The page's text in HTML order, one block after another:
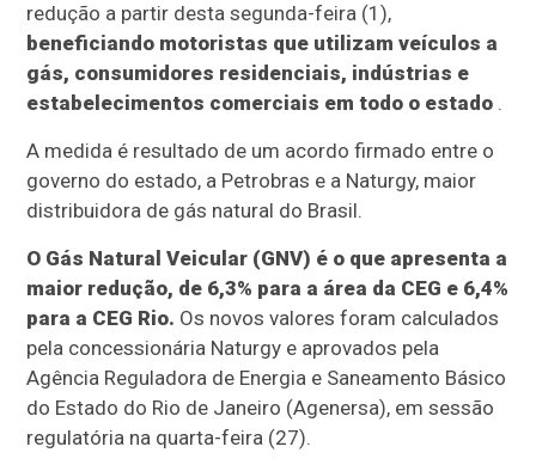
redução a partir desta segunda-feira (1),
beneficiando motoristas que utilizam veículos a
gás, consumidores residenciais, indústrias e
estabelecimentos comerciais em todo o estado .
A medida é resultado de um acordo firmado entre o
governo do estado, a Petrobras e a Naturgy, maior
distribuidora de gás natural do Brasil.
O Gás Natural Veicular (GNV) é o que apresenta a
maior redução, de 6,3% para a área da CEG e 6,4%
para a CEG Rio. Os novos valores foram calculados
pela concessionária Naturgy e aprovados pela
Agência Reguladora de Energia e Saneamento Básico
do Estado do Rio de Janeiro (Agenersa), em sessão
regulatória na quarta-feira (27).